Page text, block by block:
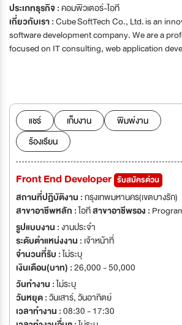
ประเภทธุรกิจ :คอมพิวเตอร์-ไอที
เกี่ยวกับเรา :Cube SoftTech Co., Ltd. is an
software development company. We are a
focused on IT consulting, web application
แชร์ เก็บงาน
พิมพ์งาน
ร้องเรียน
Front End Developer รับสมัครด่วน
สถานที่ปฏิบัติงาน :กรุงเทพมหานคร(เขตบางรัก)
สาขาอาชีพหลัก :ไอทีสาขาอาชีพรอง :
รูปแบบงาน :งานประจำ
ระดับตำแหน่งงาน : เจ้าหน้าที่
จำนวนที่รับ :ไม่ระบุ
เงินเดือน(บาท) :26,000 - 50,000
วันทำงาน :ไม่ระบุ
วันหยุด :วันเสาร์,วันอาทิตย์
เวลาทำงาน :08:30 - 17:30